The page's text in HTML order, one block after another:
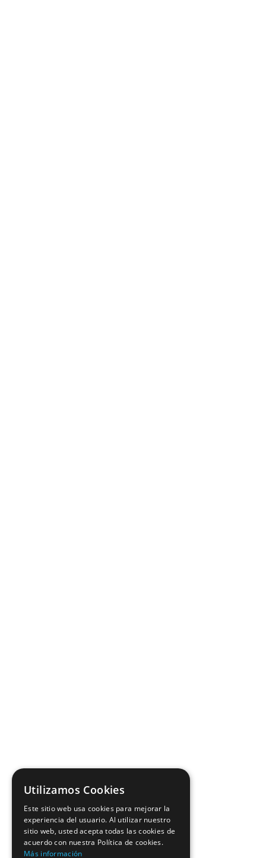
Utilizamos Cookies
Este sitio web usa cookies para mejorar la
experiencia del usuario. Al utilizar nuestro
sitio web, usted acepta todas las cookies de
acuerdo con nuestra Política de cookies.
Más información